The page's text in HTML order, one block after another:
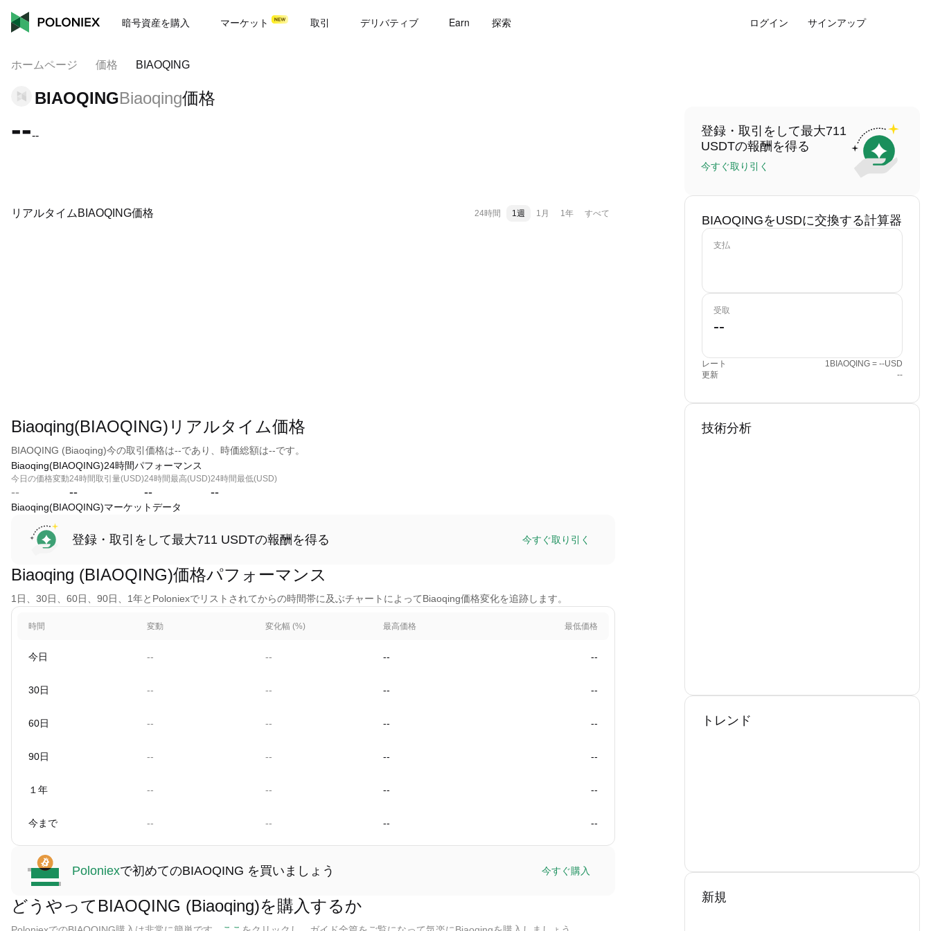
暗号資産を購入 マーケット 取引 デリバティブ Earn 探索 ログイン サインアップ
ホームページ 価格 BIAOQING
BIAOQINGBiaoqing価格
----
リアルタイムBIAOQING価格 24時間 1週 1月 1年 すべて
Biaoqing(BIAOQING)リアルタイム価格
BIAOQING (Biaoqing)今の取引価格は--であり、時価総額は--です。
Biaoqing(BIAOQING)24時間パフォーマンス
今日の価格変動
--
24時間取引量(USD)
--
24時間最高(USD)
--
24時間最低(USD)
--
Biaoqing(BIAOQING)マーケットデータ
登録・取引をして最大711 USDTの報酬を得る 今すぐ取り引く
Biaoqing (BIAOQING)価格パフォーマンス
1日、30日、60日、90日、1年とPoloniexでリストされてからの時間帯に及ぶチャートによってBiaoqing価格変化を追跡します。
時間 変動 変化幅 (%) 最高価格 最低価格
今日 -- -- -- --
30日 -- -- -- --
60日 -- -- -- --
90日 -- -- -- --
１年 -- -- -- --
今まで -- -- -- --
Poloniexで初めてのBIAOQING を買いましょう 今すぐ購入
どうやってBIAOQING (Biaoqing)を購入するか
登録・取引をして最大711
USDTの報酬を得る
今すぐ取り引く
BIAOQINGをUSDに交換する計算器
支払
受取
レート
1BIAOQING = --USD
更新
--
技術分析
トレンド
新規